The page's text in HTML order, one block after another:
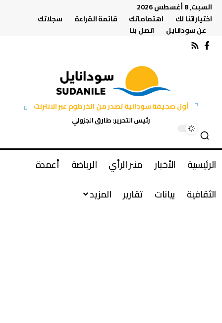
السبت, 8 أغسطس 2026
اختياراتنا لك
اهتماماتك قائمة القراءة
سجلاتك
عن سودانايل
اتصل بنا
أول صحيفة سودانية تصدر من الخرطوم عبر الانترنت
رئيس التحرير: طارق الجزولي
الرئيسية الأخبار منبر الرأي الرياضة
أعمدة
الثقافية
بيانات تقارير المزيد